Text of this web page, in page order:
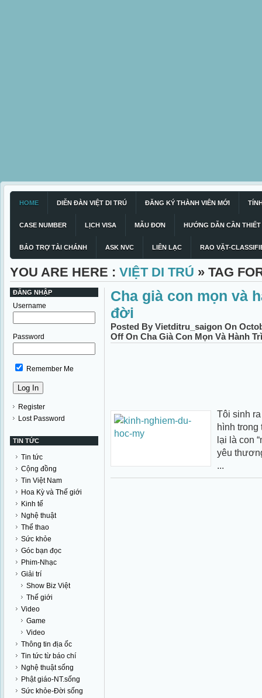
HOME DIỄN ĐÀN VIỆT DI TRÚ ĐĂNG KÝ THÀNH VIÊN MỚI
CASE NUMBER LỊCH VISA MẪU ĐƠN HƯỚNG DẪN CẦN THIẾT
BẢO TRỢ TÀI CHÁNH ASK NVC LIÊN LẠC RAO VẶT-
YOU ARE HERE : VIỆT DI TRÚ » TAG
ĐĂNG NHẬP
Username
Password
Remember Me
Register
Lost Password
TIN TỨC
Tin tức
Cộng đồng
Tin Việt Nam
Hoa Kỳ và Thế giới
Kinh tế
Nghệ thuật
Thể thao
Sức khỏe
Góc bạn đọc
Phim-Nhạc
Giải trí
Show Biz Việt
Thế giới
Video
Game
Video
Thông tin địa ốc
Tin tức từ báo chí
Nghệ thuật sống
Phật giáo-NT.sống
Sức khỏe-Đời sống
Cha già con mọn và
đời
Posted By Vietditru_saigon On
Off On Cha Già Con Mọn Và Hành
Tôi sinh
hình trong
lại là con
yêu
...